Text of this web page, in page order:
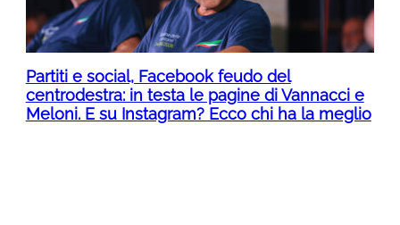
Partiti e social, Facebook feudo del
centrodestra: in testa le pagine di Vannacci e
Meloni. E su Instagram? Ecco chi ha la meglio